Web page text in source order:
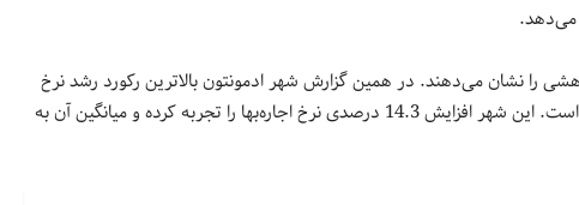
را نشان می‌دهند. در همین گزارش شهر ادمونتون بالاترین رکورد رشد نرخ
اجاره‌بها در میان بازارهای مسکن بزرگ کانادا را به نام خود ثبت کرده است. این شهر افزایش 14.3 درصدی نرخ اجاره‌بها را تجربه کرده و میانگین آن به